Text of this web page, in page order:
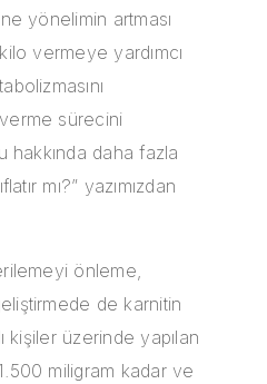
yönelimin artması
vermeye yardımcı
sürecini
hakkında daha fazla
mı?” yazımızdan
önleme,
de karnitin
kişiler üzerinde yapılan
miligram kadar ve